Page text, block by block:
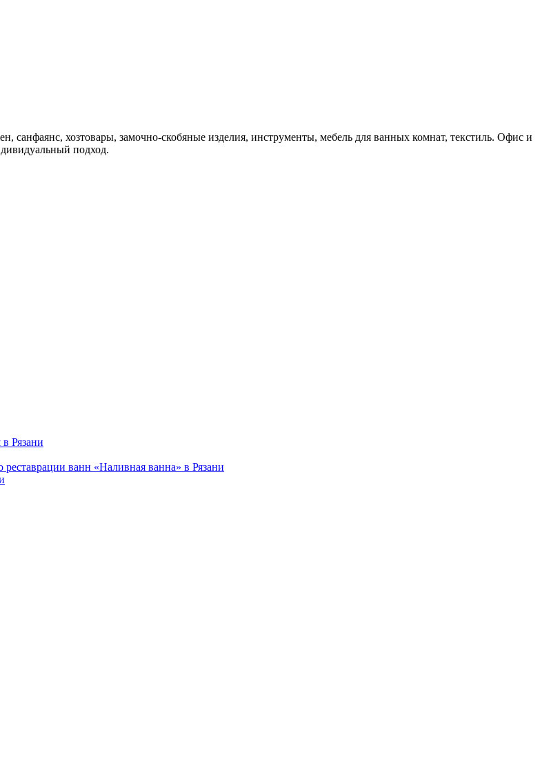
санфаянс, хозтовары, замочно-скобяные изделия, инструменты, мебель для ванных комнат, текстиль. Офис и
подход.
Рязани
реставрации ванн «Наливная ванна» в Рязани